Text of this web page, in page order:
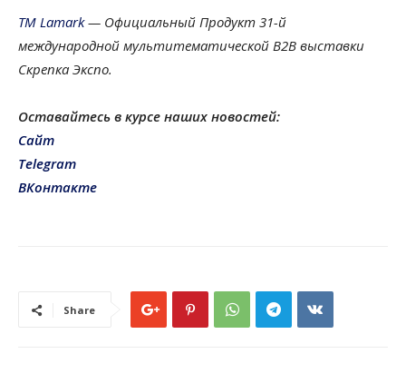
ТМ Lamark— Официальный Продукт 31-й
международной мультитематической B2B выставки
Скрепка Экспо.
Оставайтесь в курсе наших новостей:
Cайт
Telegram
ВКонтакте
Share